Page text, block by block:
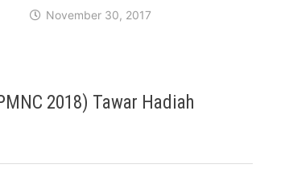
November 30, 2017
2018) Tawar Hadiah